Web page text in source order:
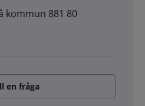
kommun 881 80
en fråga